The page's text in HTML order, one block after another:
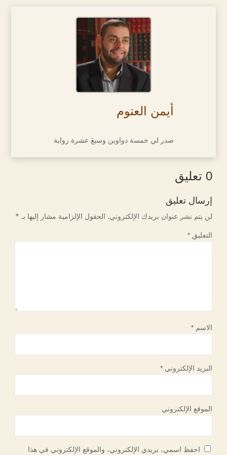
أيمن العتوم
صدر لي خمسة دواوين وسبعَ عشرة رواية
0 تعليق
إرسال تعليق
لن يتم نشر عنوان بريدك الإلكتروني. الحقول الإلزامية مشار إليها بـ *
التعليق*
الاسم*
البريد الإلكتروني*
الموقع الإلكتروني
احفظ اسمي، بريدي الإلكتروني، والموقع الإلكتروني في هذا